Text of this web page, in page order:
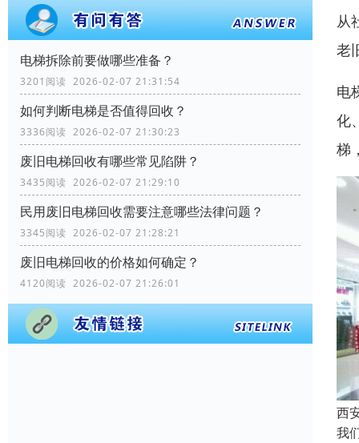
电梯拆除前要做哪些准备？
3201阅读 2026-02-07 21:31:54
如何判断电梯是否值得回收？
3336阅读 2026-02-07 21:30:23
废旧电梯回收有哪些常见陷阱？
3435阅读 2026-02-07 21:29:10
民用废旧电梯回收需要注意哪些法律问题？
3345阅读 2026-02-07 21:28:21
废旧电梯回收的价格如何确定？
4120阅读 2026-02-07 21:26:01
从
老
电
化
梯
西
我